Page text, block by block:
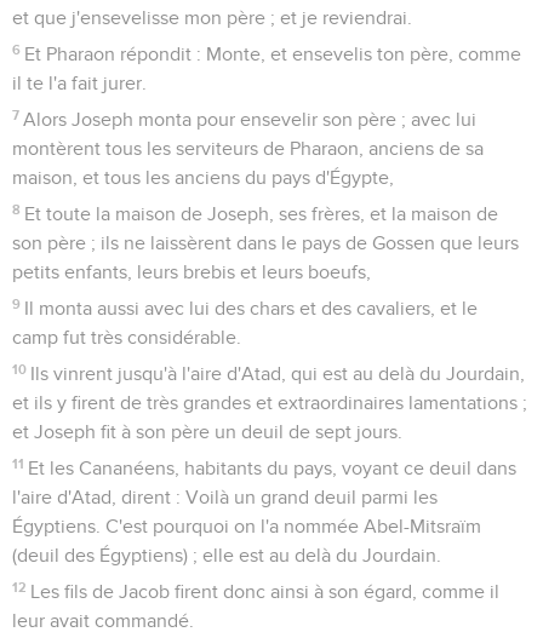
et que j'ensevelisse mon père ; et je reviendrai.
6 Et Pharaon répondit : Monte, et ensevelis ton père, comme
il te l'a fait jurer.
7 Alors Joseph monta pour ensevelir son père ; avec lui
montèrent tous les serviteurs de Pharaon, anciens de sa
maison, et tous les anciens du pays d'Égypte,
8 Et toute la maison de Joseph, ses frères, et la maison de
son père ; ils ne laissèrent dans le pays de Gossen que leurs
petits enfants, leurs brebis et leurs boeufs,
9 Il monta aussi avec lui des chars et des cavaliers, et le
camp fut très considérable.
10 Ils vinrent jusqu'à l'aire d'Atad, qui est au delà du Jourdain,
et ils y firent de très grandes et extraordinaires lamentations ;
et Joseph fit à son père un deuil de sept jours.
11 Et les Cananéens, habitants du pays, voyant ce deuil dans
l'aire d'Atad, dirent : Voilà un grand deuil parmi les
Égyptiens. C'est pourquoi on l'a nommée Abel-Mitsraïm
(deuil des Égyptiens) ; elle est au delà du Jourdain.
12 Les fils de Jacob firent donc ainsi à son égard, comme il
leur avait commandé.